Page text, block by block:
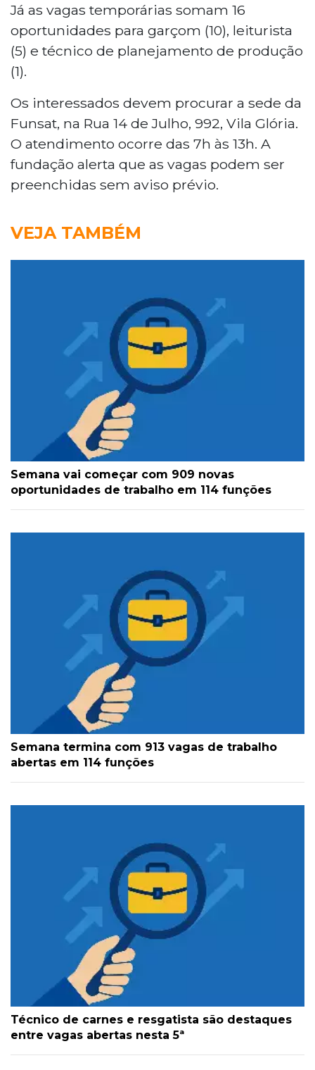
Já as vagas temporárias somam 16
oportunidades para garçom (10), leiturista
(5) e técnico de planejamento de produção
(1).
Os interessados devem procurar a sede da
Funsat, na Rua 14 de Julho, 992, Vila Glória.
O atendimento ocorre das 7h às 13h. A
fundação alerta que as vagas podem ser
preenchidas sem aviso prévio.
VEJA TAMBÉM
Semana vai começar com 909 novas
oportunidades de trabalho em 114 funções
Semana termina com 913 vagas de trabalho
abertas em 114 funções
Técnico de carnes e resgatista são destaques
entre vagas abertas nesta 5ª